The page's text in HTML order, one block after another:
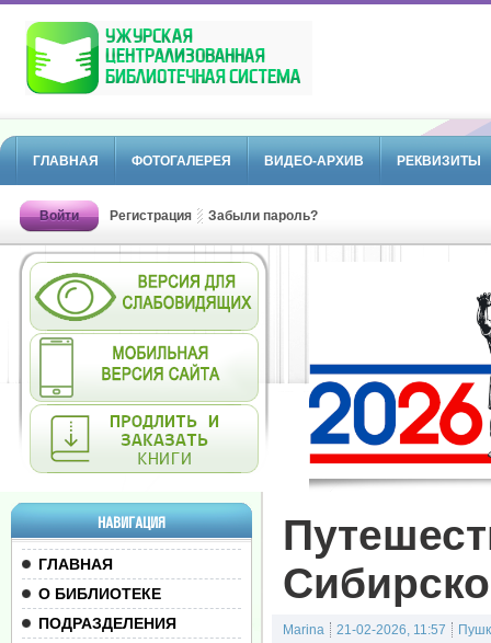
ГЛАВНАЯ ФОТОГАЛЕРЕЯ ВИДЕО-АРХИВ РЕКВИЗИТЫ
Войти Регистрация Забыли пароль?
НАВИГАЦИЯ
ГЛАВНАЯ
О БИБЛИОТЕКЕ
ПОДРАЗДЕЛЕНИЯ
Marina 21-02-2026, 11:57